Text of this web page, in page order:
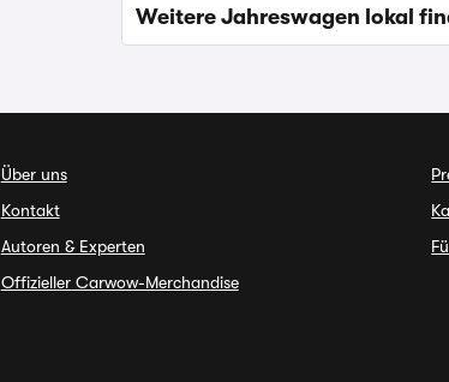
Weitere Jahreswagen lokal
Über uns
Kontakt
Autoren & Experten
Offizieller Carwow-Merchandise